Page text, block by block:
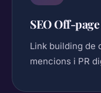
SEO Off-
Link building de
mencions i PR